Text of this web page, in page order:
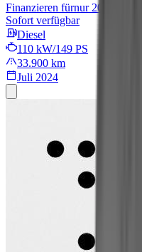
Finanzieren fürnur 209 € mtl.
Sofort verfügbar
Diesel
110 kW/149 PS
33.900 km
Juli 2024